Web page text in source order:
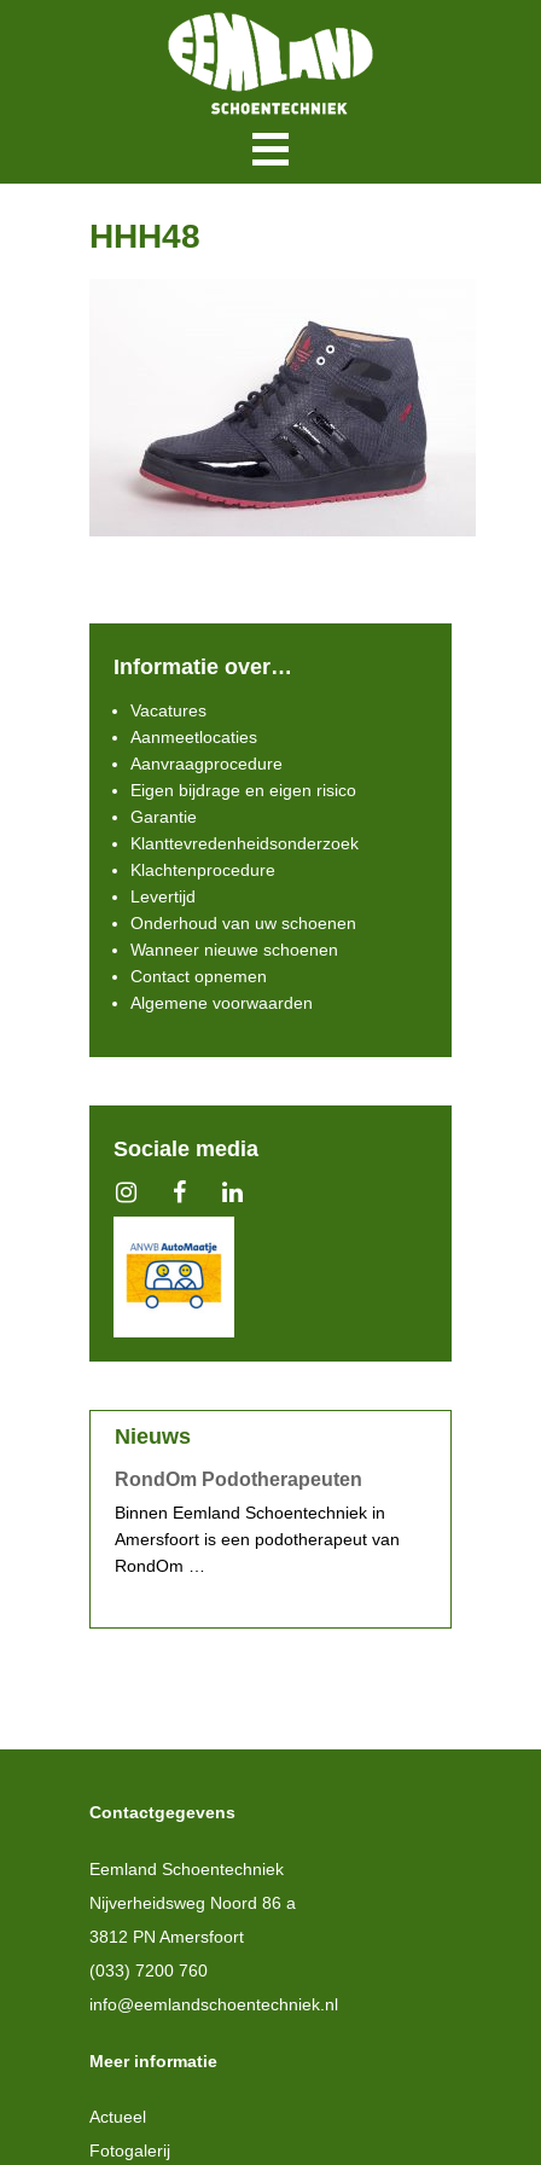
Menu
HHH48
Informatie over…
Vacatures
Aanmeetlocaties
Aanvraagprocedure
Eigen bijdrage en eigen risico
Garantie
Klanttevredenheidsonderzoek
Klachtenprocedure
Levertijd
Onderhoud van uw schoenen
Wanneer nieuwe schoenen
Contact opnemen
Algemene voorwaarden
Sociale media
Nieuws
RondOm Podotherapeuten
Binnen Eemland Schoentechniek in
Amersfoort is een podotherapeut van
RondOm …
Contactgegevens
Eemland Schoentechniek
Nijverheidsweg Noord 86 a
3812 PN Amersfoort
(033) 7200 760
info@eemlandschoentechniek.nl
Meer informatie
Actueel
Fotogalerij